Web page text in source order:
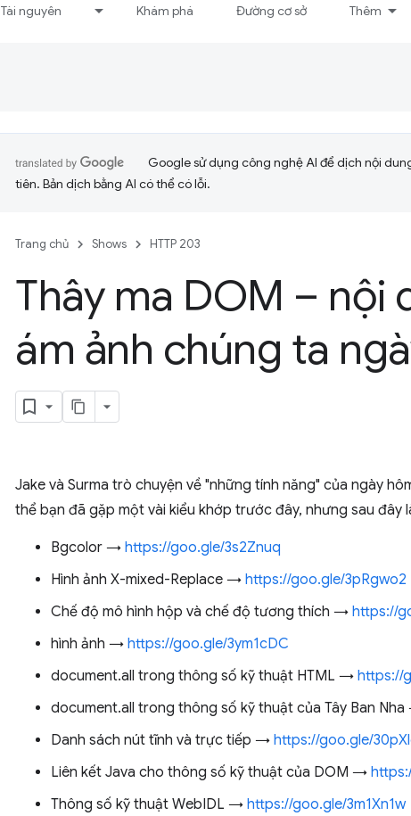
Tài nguyên Khám phá Đường cơ sở Thêm
Google sử dụng công nghệ AI để dịch nội
tiên. Bản dịch bằng AI có thể có lỗi.
Trang chủ Shows HTTP 203
Thây ma DOM – nội
ám ảnh chúng ta
Jake và Surma trò chuyện về "những tính năng" của ngày
thể bạn đã gặp một vài kiểu khớp trước đây, nhưng sau đây
Bgcolor → https://goo.gle/3s2Znuq
Hình ảnh X-mixed-Replace → https://goo.gle/3pRgwo2
Chế độ mô hình hộp và chế độ tương thích → https://
hình ảnh → https://goo.gle/3ym1cDC
document.all trong thông số kỹ thuật HTML → https://
document.all trong thông số kỹ thuật của Tây Ban
Danh sách nút tĩnh và trực tiếp → https://goo.gle/
Liên kết Java cho thông số kỹ thuật của DOM →
Thông số kỹ thuật WebIDL → https://goo.gle/3m1Xn1w